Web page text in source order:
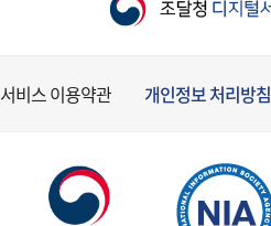
서비스 이용약관 개인정보 처리방침